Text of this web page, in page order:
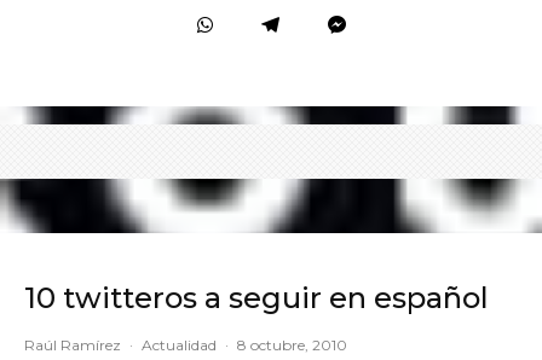
10 twitteros a seguir en español
Raúl Ramírez · Actualidad · 8 octubre, 2010